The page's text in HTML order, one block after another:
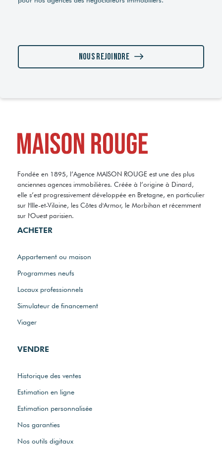
Nous rejoindre
Fondée en 1895, l’Agence MAISON ROUGE est une des plus
anciennes agences immobilières. Créée à l’origine à Dinard,
elle s’est progressivement développée en Bretagne, en particulier
sur l'Ille-et-Vilaine, les Côtes d'Armor, le Morbihan et récemment
sur l'Ouest parisien.
ACHETER
Appartement ou maison
Programmes neufs
Locaux professionnels
Simulateur de financement
Viager
VENDRE
Historique des ventes
Estimation en ligne
Estimation personnalisée
Nos garanties
Nos outils digitaux